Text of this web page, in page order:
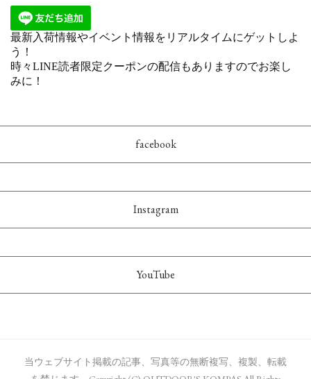
facebook
Instagram
YouTube
当ウェブサイト掲載の記事、写真等の無断複写、複製、転載